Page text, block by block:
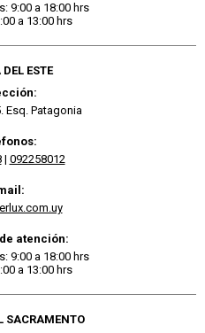
9:00 a 18:00 hrs
a 13:00 hrs
ESTE
Esq. Patagonia
| 092258012
atención:
9:00 a 18:00 hrs
a 13:00 hrs
SACRAMENTO